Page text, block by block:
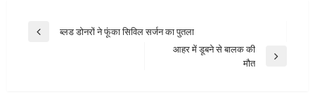
Post
Previous
ब्लड डोनरों ने फूंका सिविल सर्जन का पुतला
आहर में डूबने से बालक की
मौत